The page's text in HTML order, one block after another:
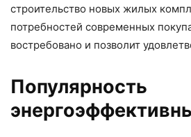
строительство новых жилых
потребностей современных
востребовано и позволит
Популярность